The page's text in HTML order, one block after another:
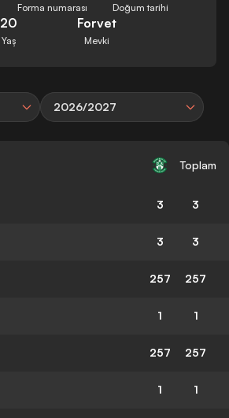
Forma numarası Doğum tarihi
20
Yaş
Forvet
Mevki
2026/2027
Toplam
3 3
3 3
257 257
1 1
257 257
1 1